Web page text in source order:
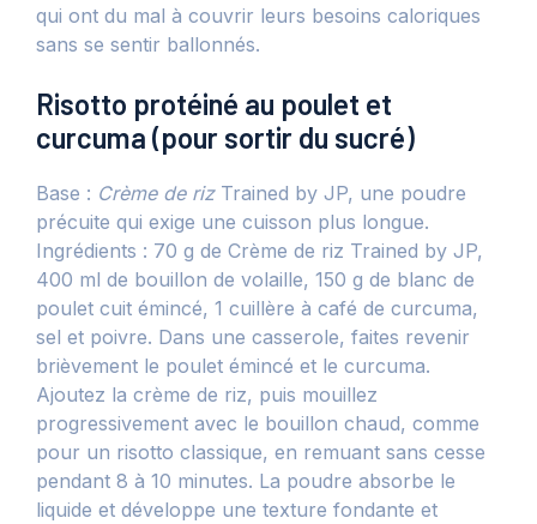
qui ont du mal à couvrir leurs besoins caloriques
sans se sentir ballonnés.
Risotto protéiné au poulet et
curcuma (pour sortir du sucré)
Base : Crème de rizTrained by JP, une poudre
précuite qui exige une cuisson plus longue.
Ingrédients : 70 g de Crème de riz Trained by JP,
400 ml de bouillon de volaille, 150 g de blanc de
poulet cuit émincé, 1 cuillère à café de curcuma,
sel et poivre. Dans une casserole, faites revenir
brièvement le poulet émincé et le curcuma.
Ajoutez la crème de riz, puis mouillez
progressivement avec le bouillon chaud, comme
pour un risotto classique, en remuant sans cesse
pendant 8 à 10 minutes. La poudre absorbe le
liquide et développe une texture fondante et